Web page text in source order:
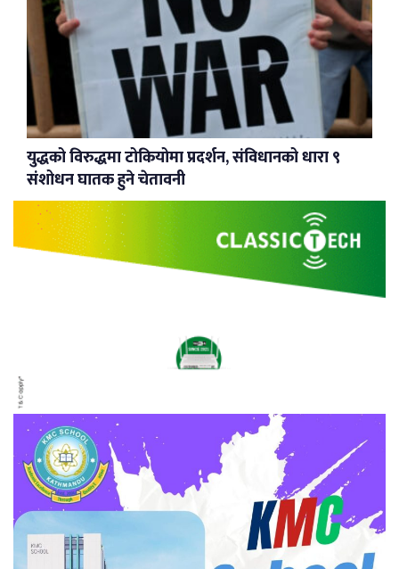
युद्धको विरुद्धमा टोकियोमा प्रदर्शन, संविधानको धारा ९
संशोधन घातक हुने चेतावनी